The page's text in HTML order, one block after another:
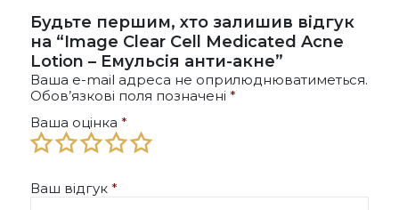
Будьте першим, хто залишив відгук
на “Image Clear Cell Medicated Acne
Lotion – Емульсія анти-акне”
Ваша e-mail адреса не оприлюднюватиметься.
Обов’язкові поля позначені *
Ваша оцінка *
Ваш відгук *